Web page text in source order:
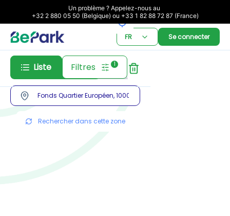
Un problème ? Appelez-nous au
+32 2 880 05 50 (Belgique) ou +33 1 82 88 72 87 (France)
FR Se connecter
Abonnement Réservation
Rechercher dans cette zone
Liste Filtres 1